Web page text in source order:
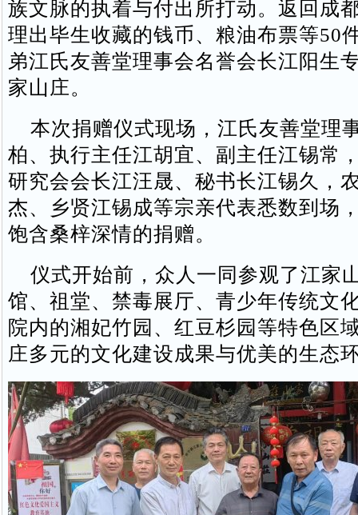
族文脉的执着与付出所打动。返回成
理出毕生收藏的钱币、粮油布票等50
弟江氏友善堂理事会名誉会长江阳生
家山庄。
本次捐赠仪式现场，江氏友善堂理
柏、执行主任江胡宜、副主任江锡常
研究会会长江汪晟、秘书长江锡久，
杰、乡贤江锡成等宗亲代表悉数到场
饱含桑梓深情的捐赠。
仪式开始前，众人一同参观了江家
馆、祖堂、禁毒展厅、青少年传统文
院内的湘妃竹园、红豆杉园等特色区
庄多元的文化建设成果与优美的生态